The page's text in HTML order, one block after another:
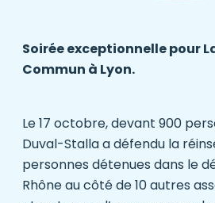
Soirée exceptionnelle pour
Commun à Lyon.
Le 17 octobre, devant 900
Duval-Stalla a défendu la
personnes détenues dans le
Rhône au côté de 10 autres